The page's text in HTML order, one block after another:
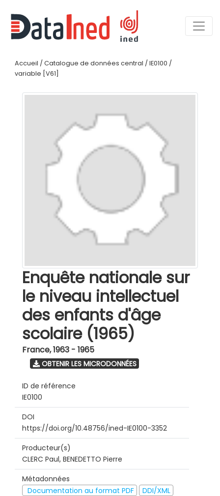
Accueil / Catalogue de données central / IE0100 /
variable [V61]
Enquête nationale sur
le niveau intellectuel
des enfants d'âge
scolaire (1965)
France,1963 - 1965
OBTENIR LES MICRODONNÉES
ID de référence
IE0100
DOI
https://doi.org/10.48756/ined-IE0100-3352
Producteur(s)
CLERC Paul, BENEDETTO Pierre
Métadonnées
Documentation au format PDF
DDI/XML